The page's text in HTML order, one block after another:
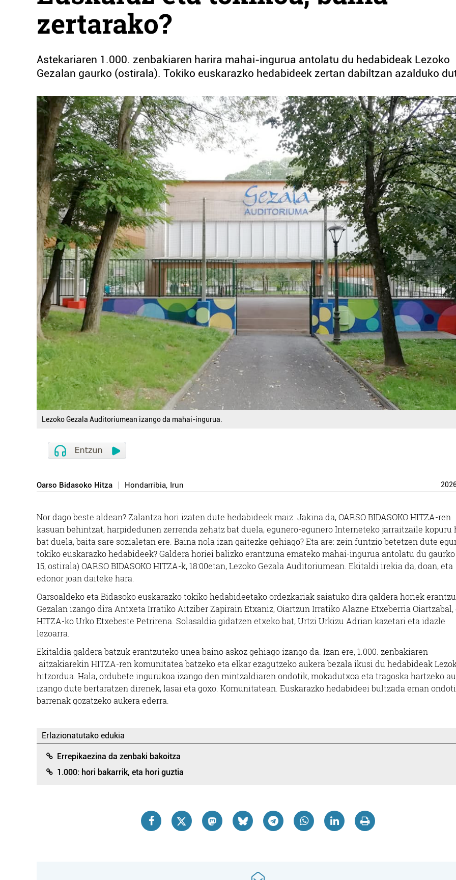
zertarako?
Astekariaren 1.000. zenbakiaren harira mahai-ingurua antolatu du hedabideak Lezoko
Gezalan gaurko (ostirala). Tokiko euskarazko hedabideek zertan dabiltzan azalduko
Lezoko Gezala Auditoriumean izango da mahai-ingurua.
Oarso Bidasoko Hitza Hondarribia Irun
Nor dago beste aldean? Zalantza hori izaten dute hedabideek maiz. Jakina da,OARSO BIDASOKO HITZA-ren
kasuan behintzat, harpidedunen zerrenda zehatz bat duela, egunero-egunero Interneteko jarraitzaile kopuru
bat duela, baita sare sozialetan ere. Baina nola izan gaitezke gehiago? Eta are: zein funtzio betetzen dute
tokiko euskarazko hedabideek? Galdera horiei balizko erantzuna emateko mahai-ingurua antolatu du
15, ostirala) OARSO BIDASOKO HITZA-k, 18:00etan, Lezoko Gezala Auditoriumean. Ekitaldi irekia da, doan, eta
edonor joan daiteke hara.
Oarsoaldeko eta Bidasoko euskarazko tokiko hedabideetako ordezkariak saiatuko dira galdera horiek
Gezalan izango dira Antxeta Irratiko Aitziber Zapirain Etxaniz, Oiartzun Irratiko Alazne Etxeberria Oiartzabal,
HITZA-ko Urko Etxebeste Petrirena. Solasaldia gidatzen etxeko bat, Urtzi Urkizu Adrian kazetari eta idazle
lezoarra.
Ekitaldia galdera batzuk erantzuteko unea baino askoz gehiago izango da. Izan ere, 1.000. zenbakiaren
aitzakiarekin HITZA-ren komunitatea batzeko eta elkar ezagutzeko aukera bezala ikusi du hedabideak
hitzordua. Hala, ordubete ingurukoa izango den mintzaldiaren ondotik, mokadutxoa eta tragoska hartzeko
izango dute bertaratzen direnek, lasai eta goxo. Komunitatean. Euskarazko hedabideei bultzada eman
barrenak gozatzeko aukera ederra.
Erlazionatutako edukia
Errepikaezina da zenbaki bakoitza
1.000: hori bakarrik, eta hori guztia
CROISSANTERIA AXULAR
Pasaia
ARKAITZA TABERNA
Errenteria-Orereta